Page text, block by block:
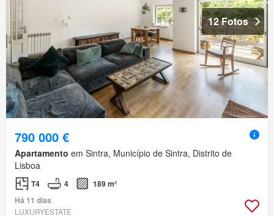
12 Fotos
790 000 €
Apartamento em Sintra, Município de Sintra, Distrito de
Lisboa
T4 4
189 m²
Há 11 dias
LUXURYESTATE